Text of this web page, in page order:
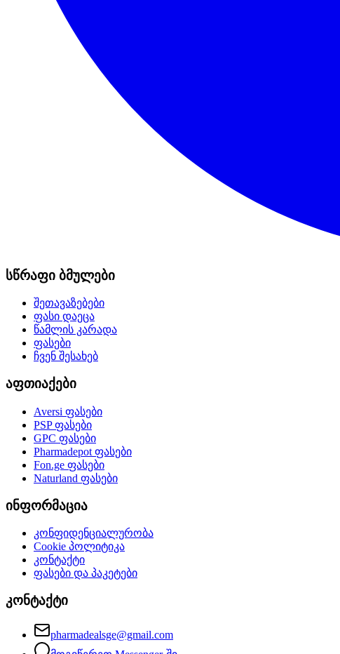
სწრაფი ბმულები
შეთავაზებები
ფასი დაეცა
წამლის კარადა
ფასები
ჩვენ შესახებ
აფთიაქები
Aversi ფასები
PSPფასები
GPC ფასები
Pharmadepot ფასები
Fon.ge ფასები
Naturland ფასები
ინფორმაცია
კონფიდენციალურობა
Cookie პოლიტიკა
კონტაქტი
ფასები და პაკეტები
კონტაქტი
pharmadealsge@gmail.com